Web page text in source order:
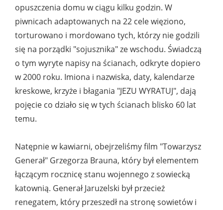
opuszczenia domu w ciągu kilku godzin. W
piwnicach adaptowanych na 22 cele więziono,
torturowano i mordowano tych, którzy nie godzili
się na porządki "sojusznika" ze wschodu. Świadczą
o tym wyryte napisy na ścianach, odkryte dopiero
w 2000 roku. Imiona i nazwiska, daty, kalendarze
kreskowe, krzyże i błagania "JEZU WYRATUJ", dają
pojęcie co działo się w tych ścianach blisko 60 lat
temu.
Natępnie w kawiarni, obejrzeliśmy film "Towarzysz
Generał" Grzegorza Brauna, który był elementem
łączącym rocznicę stanu wojennego z sowiecką
katownią. Generał Jaruzelski był przecież
renegatem, który przeszedł na stronę sowietów i